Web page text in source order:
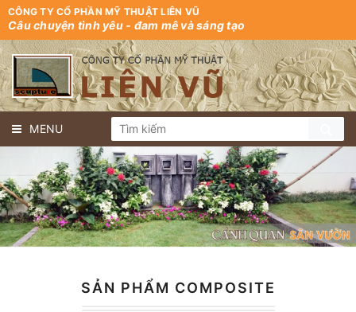
CÔNG TY CỔ PHẦN MỸ THUẬT LIÊN VŨ
Câu chuyện tình yêu - đam mê và sáng tạo
MENU
SẢN PHẨM COMPOSITE